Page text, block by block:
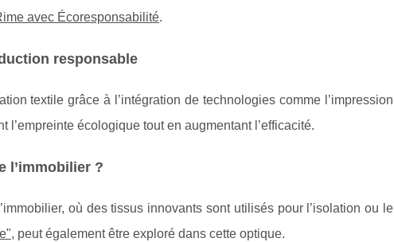
avec Écoresponsabilité.
responsable
textile grâce à l’intégration de technologies comme l’impression
écologique tout en augmentant l’efficacité.
l’immobilier ?
où des tissus innovants sont utilisés pour l’isolation ou le
, peut également être exploré dans cette optique.